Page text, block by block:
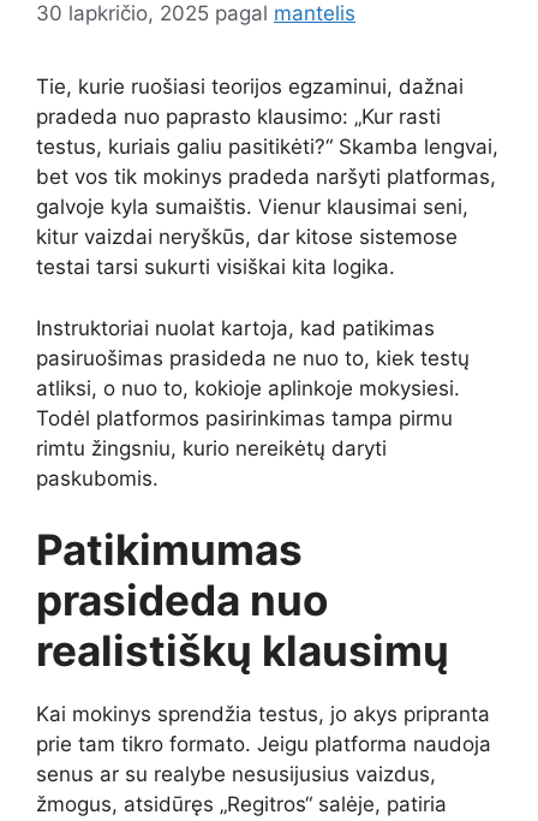
30 lapkričio, 2025 pagal mantelis
Tie, kurie ruošiasi teorijos egzaminui, dažnai
pradeda nuo paprasto klausimo: „Kur rasti
testus, kuriais galiu pasitikėti?“ Skamba lengvai,
bet vos tik mokinys pradeda naršyti platformas,
galvoje kyla sumaištis. Vienur klausimai seni,
kitur vaizdai neryškūs, dar kitose sistemose
testai tarsi sukurti visiškai kita logika.
Instruktoriai nuolat kartoja, kad patikimas
pasiruošimas prasideda ne nuo to, kiek testų
atliksi, o nuo to, kokioje aplinkoje mokysiesi.
Todėl platformos pasirinkimas tampa pirmu
rimtu žingsniu, kurio nereikėtų daryti
paskubomis.
Patikimumas
prasideda nuo
realistiškų klausimų
Kai mokinys sprendžia testus, jo akys pripranta
prie tam tikro formato. Jeigu platforma naudoja
senus ar su realybe nesusijusius vaizdus,
žmogus, atsidūręs „Regitros“ salėje, patiria